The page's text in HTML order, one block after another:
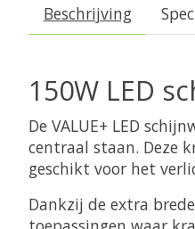
Beschrijving
150W LED
De VALUE+ LED
centraal staan. Deze
geschikt voor het
Dankzij de extra